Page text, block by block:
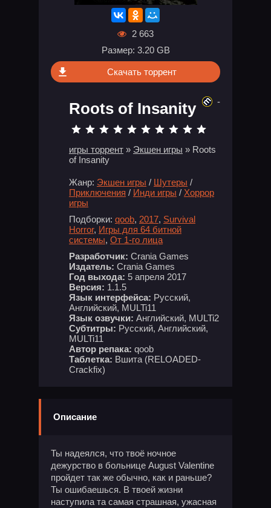
2 663
Размер: 3.20 GB
Скачать торрент
Roots of Insanity
игры торрент » Экшен игры » Roots
of Insanity
Жанр: Экшен игры / Шутеры /
Приключения / Инди игры / Хоррор
игры
Подборки: qoob, 2017, Survival
Horror, Игры для 64 битной
системы, От 1-го лица
Разработчик: Crania Games
Издатель: Crania Games
Год выхода: 5 апреля 2017
Версия: 1.1.5
Язык интерфейса: Русский,
Английский, MULTi11
Язык озвучки: Английский, MULTi2
Субтитры: Русский, Английский,
MULTi11
Автор репака: qoob
Таблетка: Вшита (RELOADED-
Crackfix)
-
Описание
Ты надеялся, что твоё ночное
дежурство в больнице August Valentine
пройдет так же обычно, как и раньше?
Ты ошибаешься. В твоей жизни
наступила та самая страшная, ужасная